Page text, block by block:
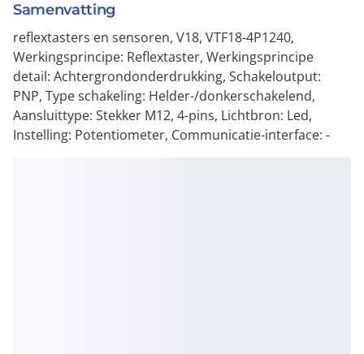
Samenvatting
reflextasters en sensoren, V18, VTF18-4P1240,
Werkingsprincipe: Reflextaster, Werkingsprincipe
detail: Achtergrondonderdrukking, Schakeloutput:
PNP, Type schakeling: Helder-/donkerschakelend,
Aansluittype: Stekker M12, 4-pins, Lichtbron: Led,
Instelling: Potentiometer, Communicatie-interface: -